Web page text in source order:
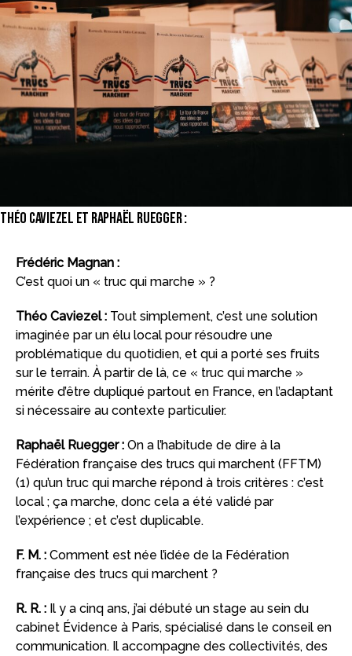
Théo Caviezel et Raphaël Ruegger :
Frédéric Magnan :
C’est quoi un « truc qui marche » ?
Théo Caviezel : Tout simplement, c’est une solution
imaginée par un élu local pour résoudre une
problématique du quotidien, et qui a porté ses fruits
sur le terrain. À partir de là, ce « truc qui marche »
mérite d’être dupliqué partout en France, en l’adaptant
si nécessaire au contexte particulier.
Raphaël Ruegger : On a l’habitude de dire à la
Fédération française des trucs qui marchent (FFTM)
(1) qu’un truc qui marche répond à trois critères : c’est
local ; ça marche, donc cela a été validé par
l’expérience ; et c’est duplicable.
F. M. : Comment est née l’idée de la Fédération
française des trucs qui marchent ?
R. R. : Il y a cinq ans, j’ai débuté un stage au sein du
cabinet Évidence à Paris, spécialisé dans le conseil en
communication. Il accompagne des collectivités, des